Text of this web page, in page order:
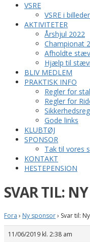
VSRE
VSRE i billeder
AKTIVITETER
Årshjul 2022
Championat
Afholdte
Hjælp til
BLIV MEDLEM
PRAKTISK INFO
Regler for
Regler for
Gode links
KLUBTØJ
SPONSOR
Tak til vores
KONTAKT
HESTEPENSION
SVAR TIL:
Fora › Ny sponsor› Svar til:
11/06/2019 kl. 2:38 am